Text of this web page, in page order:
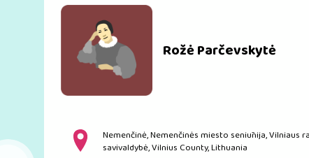
Rožė Parčevskytė
Nemenčinė, Nemenčinės miesto seniūnija, Vilniaus
savivaldybė, Vilnius County, Lithuania